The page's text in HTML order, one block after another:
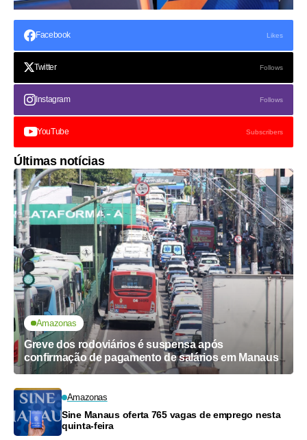
Facebook Likes
Twitter Follows
Instagram Follows
YouTube Subscribers
Últimas notícias
Amazonas
Greve dos rodoviários é suspensa após
confirmação de pagamento de salários em Manaus
Amazonas
Sine Manaus oferta 765 vagas de emprego nesta
quinta-feira